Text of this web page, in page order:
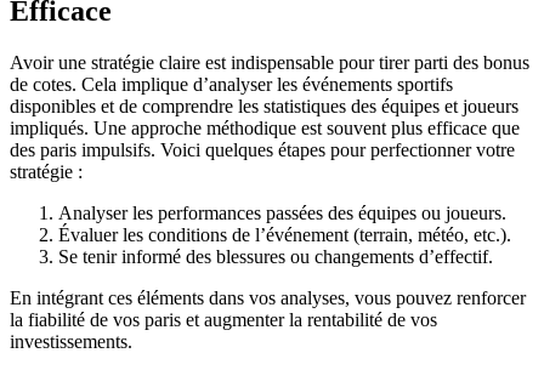
Efficace
Avoir une stratégie claire est indispensable pour tirer parti des bonus
de cotes. Cela implique d’analyser les événements sportifs
disponibles et de comprendre les statistiques des équipes et joueurs
impliqués. Une approche méthodique est souvent plus efficace que
des paris impulsifs. Voici quelques étapes pour perfectionner votre
stratégie :
Analyser les performances passées des équipes ou joueurs.
Évaluer les conditions de l’événement (terrain, météo, etc.).
Se tenir informé des blessures ou changements d’effectif.
En intégrant ces éléments dans vos analyses, vous pouvez renforcer
la fiabilité de vos paris et augmenter la rentabilité de vos
investissements.